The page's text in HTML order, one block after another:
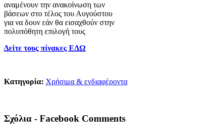
αναμένουν την ανακοίνωση των
βάσεων στο τέλος του Αυγούστου
για να δουν εάν θα εισαχθούν στην
πολυπόθητη επιλογή τους
Δείτε τους πίνακες ΕΔΩ
Κατηγορία: Χρήσιμα & ενδιαφέροντα
Σχόλια - Facebook Comments